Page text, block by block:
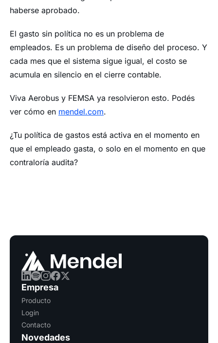
haberse aprobado.
El gasto sin política no es un problema de
empleados. Es un problema de diseño del proceso. Y
cada mes que el sistema sigue igual, el costo se
acumula en silencio en el cierre contable.
Viva Aerobus y FEMSA ya resolvieron esto. Podés
ver cómo en mendel.com.
¿Tu política de gastos está activa en el momento en
que el empleado gasta, o solo en el momento en que
contraloría audita?
Empresa
Producto
Login
Contacto
Novedades